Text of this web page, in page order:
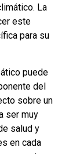
La
este
para su
puede
del
sobre un
ser muy
salud y
en cada